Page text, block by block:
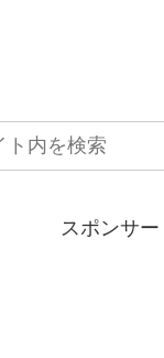
スポンサー